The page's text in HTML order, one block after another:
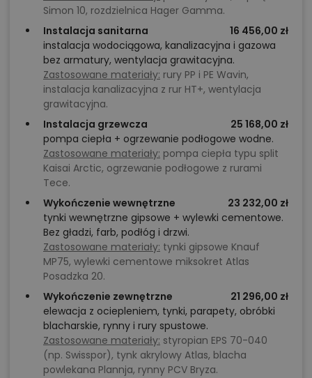
Simon 10, rozdzielnica Hager Gamma.
Instalacja sanitarna
16 456,00 zł
instalacja wodociągowa, kanalizacyjna i gazowa
bez armatury, wentylacja grawitacyjna.
Zastosowane materiały: rury PP i PE Wavin,
instalacja kanalizacyjna z rur HT+, wentylacja
grawitacyjna.
Instalacja grzewcza
25 168,00 zł
pompa ciepła + ogrzewanie podłogowe wodne.
Zastosowane materiały: pompa ciepła typu split
Kaisai Arctic, ogrzewanie podłogowe z rurami
Tece.
Wykończenie wewnętrzne
23 232,00 zł
tynki wewnętrzne gipsowe + wylewki cementowe.
Bez gładzi, farb, podłóg i drzwi.
Zastosowane materiały: tynki gipsowe Knauf
MP75, wylewki cementowe miksokret Atlas
Posadzka 20.
Wykończenie zewnętrzne
21 296,00 zł
elewacja z ociepleniem, tynki, parapety, obróbki
blacharskie, rynny i rury spustowe.
Zastosowane materiały: styropian EPS 70-040
(np. Swisspor), tynk akrylowy Atlas, blacha
powlekana Plannja, rynny PCV Bryza.